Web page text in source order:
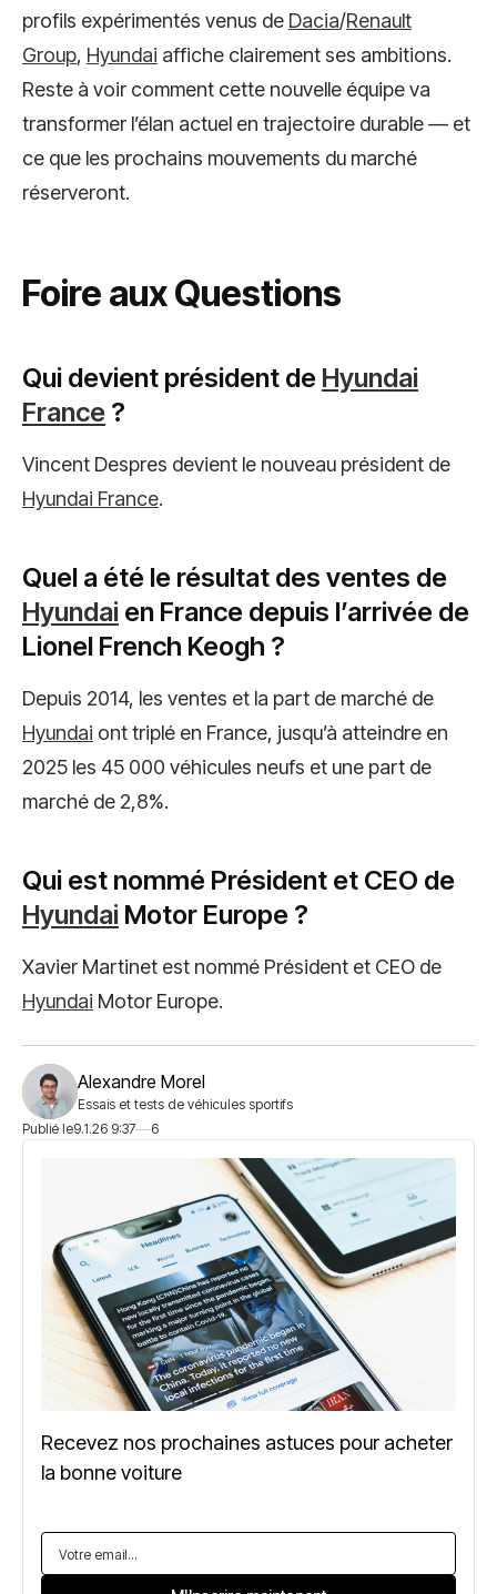
profils expérimentés venus de Dacia/Renault
Group, Hyundai affiche clairement ses ambitions.
Reste à voir comment cette nouvelle équipe va
transformer l’élan actuel en trajectoire durable — et
ce que les prochains mouvements du marché
réserveront.
Foire aux Questions
Qui devient président de Hyundai
France ?
Vincent Despres devient le nouveau président de
Hyundai France.
Quel a été le résultat des ventes de
Hyundai en France depuis l’arrivée de
Lionel French Keogh ?
Depuis 2014, les ventes et la part de marché de
Hyundai ont triplé en France, jusqu’à atteindre en
2025 les 45 000 véhicules neufs et une part de
marché de 2,8%.
Qui est nommé Président et CEO de
Hyundai Motor Europe ?
Xavier Martinet est nommé Président et CEO de
Hyundai Motor Europe.
Alexandre Morel
Essais et tests de véhicules sportifs
Publié le9.1.26 9:37 6
Recevez nos prochaines astuces pour acheter
la bonne voiture